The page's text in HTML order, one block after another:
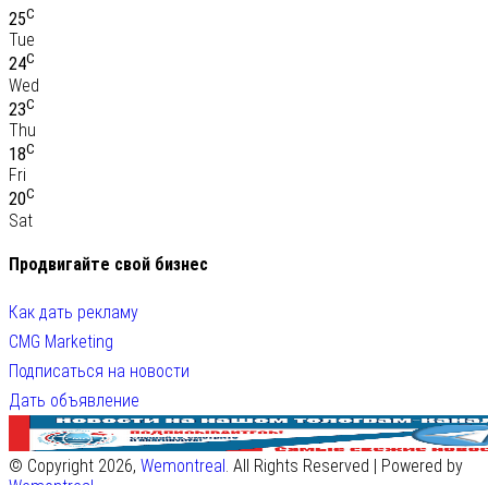
25C
Tue
24C
Wed
23C
Thu
18C
Fri
20C
Sat
Продвигайте свой бизнес
Как дать рекламу
CMG Marketing
Подписаться на новости
Дать объявление
© Copyright 2026, Wemontreal. All Rights Reserved | Powered by